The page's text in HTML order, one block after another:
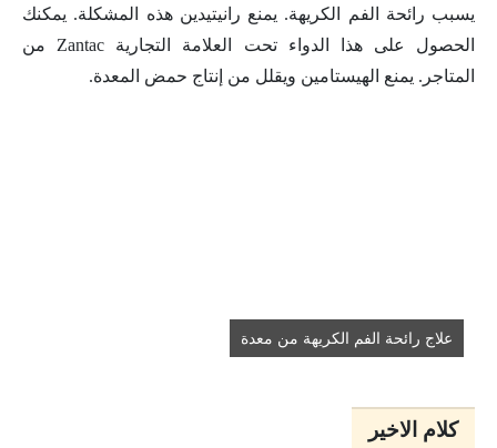
يسبب رائحة الفم الكريهة. يمنع رانيتيدين هذه المشكلة. يمكنك
الحصول على هذا الدواء تحت العلامة التجارية Zantac من
المتاجر. يمنع الهيستامين ويقلل من إنتاج حمض المعدة.
علاج رائحة الفم الكريهة من معدة
کلام الاخیر